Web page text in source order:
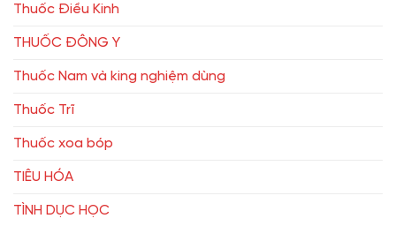
Thuốc Điều Kinh
THUỐC ĐÔNG Y
Thuốc Nam và king nghiệm dùng
Thuốc Trĩ
Thuốc xoa bóp
TIÊU HÓA
TÌNH DỤC HỌC